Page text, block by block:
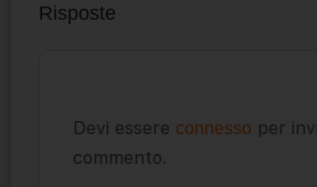
Risposte
Devi essere connesso per
commento.